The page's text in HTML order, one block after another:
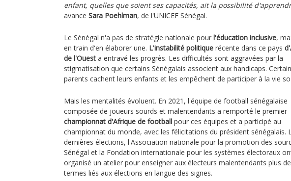
enfant, quelles que soient ses capacités, ait la possibilité
avance Sara Poehlman, de l'UNICEF Sénégal.
Le Sénégal n'a pas de stratégie nationale pour l'éducation inclusive,
en train d'en élaborer une. L'instabilité politique récente dans ce pays
de l'Ouest a entravé les progrès. Les difficultés sont aggravées par la
stigmatisation que certains Sénégalais associent aux handicaps.
parents cachent leurs enfants et les empêchent de participer à la vie
Mais les mentalités évoluent. En 2021, l'équipe de football sénégalaise
composée de joueurs sourds et malentendants a remporté le premier
championnat d'Afrique de football pour ces équipes et a participé au
championnat du monde, avec les félicitations du président sénégalais.
dernières élections, l'Association nationale pour la promotion des
Sénégal et la Fondation internationale pour les systèmes électoraux
organisé un atelier pour enseigner aux électeurs malentendants plus
termes liés aux élections en langue des signes.